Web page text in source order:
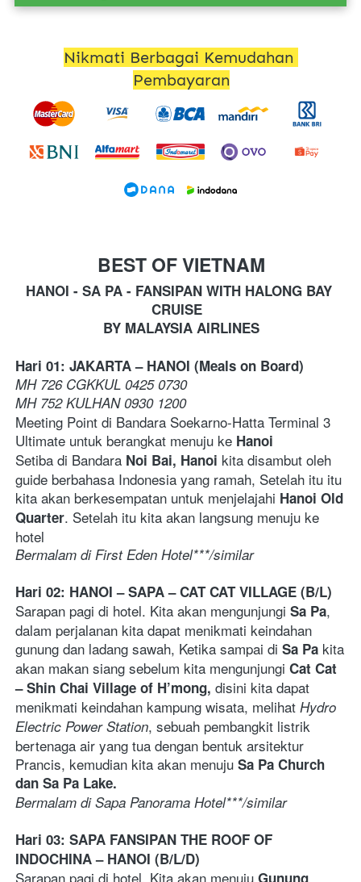
Nikmati Berbagai Kemudahan
Pembayaran
BEST OF VIETNAM
HANOI - SA PA - FANSIPAN WITH HALONG BAY
CRUISE
BY MALAYSIA AIRLINES
Hari 01: JAKARTA – HANOI (Meals on Board)
MH 726 CGKKUL 0425 0730
MH 752 KULHAN 0930 1200
Meeting Point di Bandara Soekarno-Hatta Terminal 3
Ultimate untuk berangkat menuju ke Hanoi
Setiba di Bandara Noi Bai, Hanoi kita disambut oleh
guide berbahasa Indonesia yang ramah, Setelah itu itu
kita akan berkesempatan untuk menjelajahi Hanoi Old
Quarter. Setelah itu kita akan langsung menuju ke
hotel
Bermalam di First Eden Hotel***/similar
Hari 02: HANOI – SAPA – CAT CAT VILLAGE (B/L)
Sarapan pagi di hotel. Kita akan mengunjungi Sa Pa,
dalam perjalanan kita dapat menikmati keindahan
gunung dan ladang sawah, Ketika sampai di Sa Pa kita
akan makan siang sebelum kita mengunjungi Cat Cat
– Shin Chai Village of H’mong, disini kita dapat
menikmati keindahan kampung wisata, melihat Hydro
Electric Power Station, sebuah pembangkit listrik
bertenaga air yang tua dengan bentuk arsitektur
Prancis, kemudian kita akan menuju Sa Pa Church
dan Sa Pa Lake.
Bermalam di Sapa Panorama Hotel***/similar
Hari 03: SAPA FANSIPAN THE ROOF OF
INDOCHINA – HANOI (B/L/D)
Sarapan pagi di hotel. Kita akan menuju Gunung